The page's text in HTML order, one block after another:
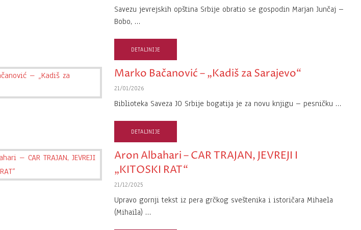
Savezu jevrejskih opština Srbije obratio se gospodin Marjan Junčaj –
Bobo, …
DETALJNIJE
Marko Bačanović – „Kadiš za Sarajevo“
21/01/2026
Biblioteka Saveza JO Srbije bogatija je za novu knjigu – pesničku …
DETALJNIJE
Aron Albahari – CAR TRAJAN, JEVREJI I
„KITOSKI RAT“
21/12/2025
Upravo gornji tekst iz pera grčkog sveštenika i istoričara Mihaela
(Mihaila) …